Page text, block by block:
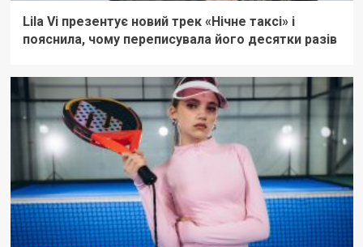
Lila Vi презентує новий трек «Нічне таксі» і
пояснила, чому переписувала його десятки разів